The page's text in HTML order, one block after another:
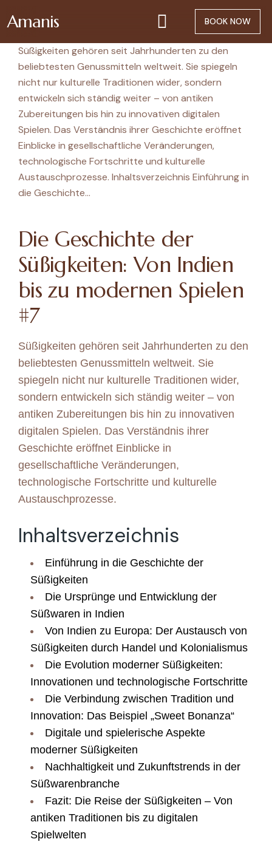
Amanis BOOK NOW
Süßigkeiten gehören seit Jahrhunderten zu den
beliebtesten Genussmitteln weltweit. Sie spiegeln
nicht nur kulturelle Traditionen wider, sondern
entwickeln sich ständig weiter – von antiken
Zubereitungen bis hin zu innovativen digitalen
Spielen. Das Verständnis ihrer Geschichte eröffnet
Einblicke in gesellschaftliche Veränderungen,
technologische Fortschritte und kulturelle
Austauschprozesse. Inhaltsverzeichnis Einführung in
die Geschichte…
Die Geschichte der
Süßigkeiten: Von Indien
bis zu modernen Spielen
#7
Süßigkeiten gehören seit Jahrhunderten zu den
beliebtesten Genussmitteln weltweit. Sie
spiegeln nicht nur kulturelle Traditionen wider,
sondern entwickeln sich ständig weiter – von
antiken Zubereitungen bis hin zu innovativen
digitalen Spielen. Das Verständnis ihrer
Geschichte eröffnet Einblicke in
gesellschaftliche Veränderungen,
technologische Fortschritte und kulturelle
Austauschprozesse.
Inhaltsverzeichnis
Einführung in die Geschichte der
Süßigkeiten
Die Ursprünge und Entwicklung der
Süßwaren in Indien
Von Indien zu Europa: Der Austausch von
Süßigkeiten durch Handel und Kolonialismus
Die Evolution moderner Süßigkeiten:
Innovationen und technologische Fortschritte
Die Verbindung zwischen Tradition und
Innovation: Das Beispiel „Sweet Bonanza“
Digitale und spielerische Aspekte
moderner Süßigkeiten
Nachhaltigkeit und Zukunftstrends in der
Süßwarenbranche
Fazit: Die Reise der Süßigkeiten – Von
antiken Traditionen bis zu digitalen
Spielwelten